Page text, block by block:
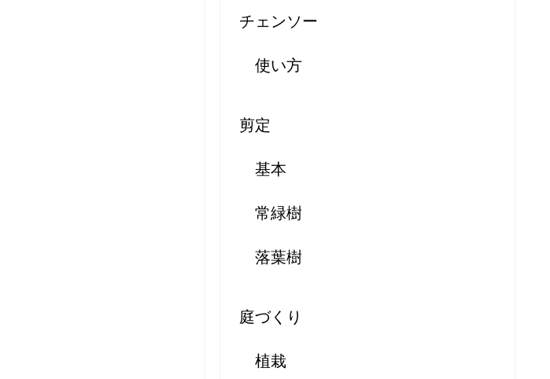
チェンソー
使い方
剪定
基本
常緑樹
落葉樹
庭づくり
植栽